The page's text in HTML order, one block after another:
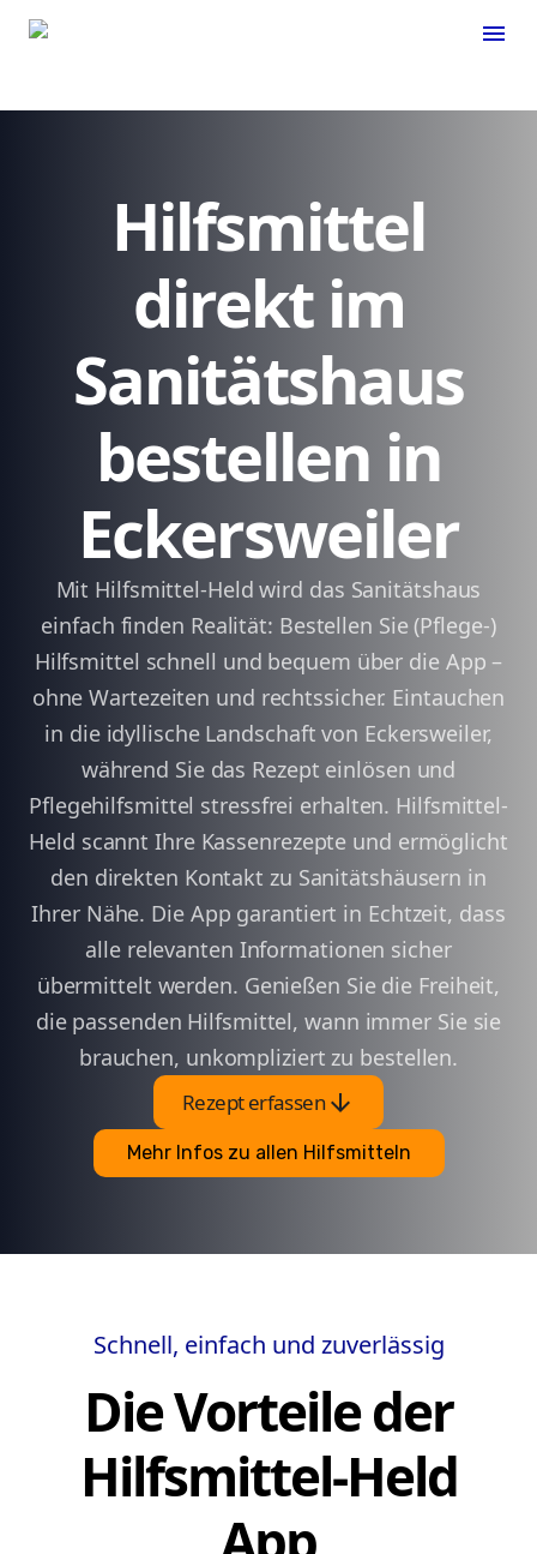
menu
Hilfsmittel
direkt im
Sanitätshaus
bestellen in
Eckersweiler
Mit Hilfsmittel-Held wird das Sanitätshaus
einfach finden Realität: Bestellen Sie (Pflege-)
Hilfsmittel schnell und bequem über die App –
ohne Wartezeiten und rechtssicher. Eintauchen
in die idyllische Landschaft von Eckersweiler,
während Sie das Rezept einlösen und
Pflegehilfsmittel stressfrei erhalten. Hilfsmittel-
Held scannt Ihre Kassenrezepte und ermöglicht
den direkten Kontakt zu Sanitätshäusern in
Ihrer Nähe. Die App garantiert in Echtzeit, dass
alle relevanten Informationen sicher
übermittelt werden. Genießen Sie die Freiheit,
die passenden Hilfsmittel, wann immer Sie sie
brauchen, unkompliziert zu bestellen.
Rezept erfassenarrow_downward
Mehr Infos zu allen Hilfsmitteln
Schnell, einfach und zuverlässig
Die Vorteile der
Hilfsmittel-Held